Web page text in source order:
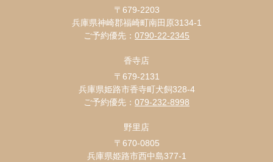
〒679-2203
兵庫県神崎郡福崎町南田原3134-1
ご予約優先： 0790-22-2345
香寺店
〒679-2131
兵庫県姫路市香寺町犬飼328-4
ご予約優先： 079-232-8998
野里店
〒670-0805
兵庫県姫路市西中島377-1